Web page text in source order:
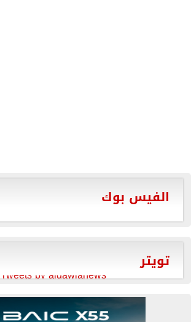
الفيس بوك
تويتر
Tweets by aldawlanews